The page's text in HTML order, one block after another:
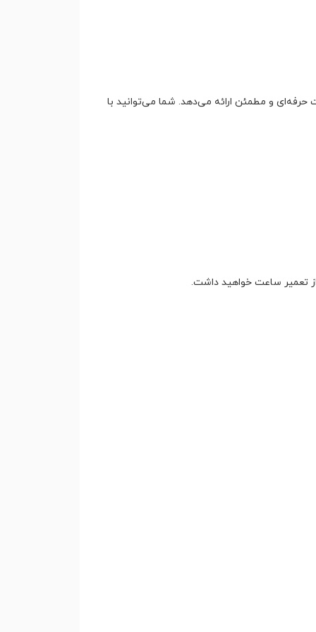
حرفه‌ای و مطمئن ارائه می‌دهد. شما می‌توانید با
تعمیر ساعت خواهید داشت.